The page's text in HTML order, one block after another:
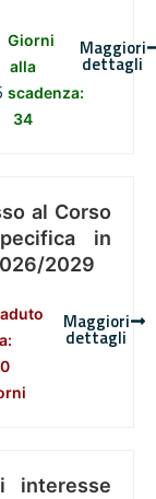
Giorni
alla
scadenza:
34
Maggiori
dettagli
al Corso
in
2029
Maggiori
dettagli
interesse